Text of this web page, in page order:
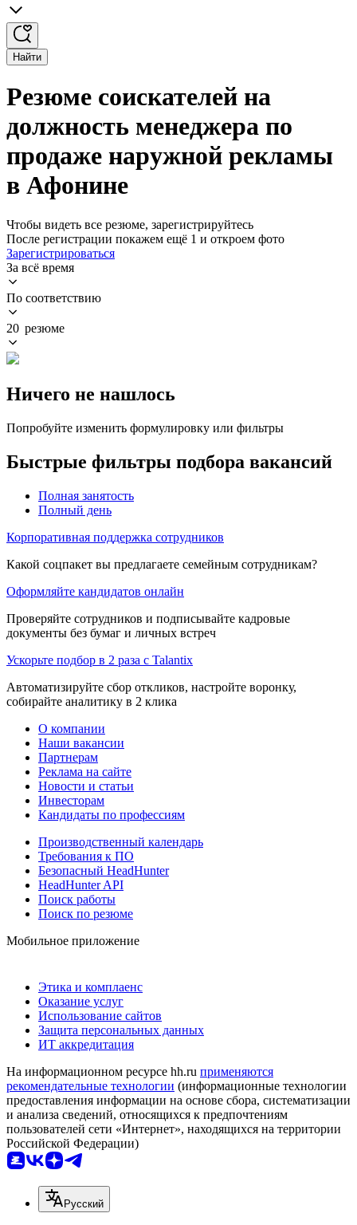
Найти
Резюме соискателей на
должность менеджера по
продаже наружной рекламы
в Афонине
Чтобы видеть все резюме, зарегистрируйтесь
После регистрации покажем ещё 1 и откроем фото
Зарегистрироваться
За всё время
По соответствию
20 резюме
Ничего не нашлось
Попробуйте изменить формулировку или фильтры
Быстрые фильтры подбора вакансий
Полная занятость
Полный день
Корпоративная поддержка сотрудников
Какой соцпакет вы предлагаете семейным сотрудникам?
Оформляйте кандидатов онлайн
Проверяйте сотрудников и подписывайте кадровые
документы без бумаг и личных встреч
Ускорьте подбор в 2 раза с Talantix
Автоматизируйте сбор откликов, настройте воронку,
собирайте аналитику в 2 клика
О компании
Наши вакансии
Партнерам
Реклама на сайте
Новости и статьи
Инвесторам
Кандидаты по профессиям
Производственный календарь
Требования к ПО
Безопасный HeadHunter
HeadHunter API
Поиск работы
Поиск по резюме
Мобильное приложение
Этика и комплаенс
Оказание услуг
Использование сайтов
Защита персональных данных
ИТ аккредитация
На информационном ресурсе hh.ru применяются
рекомендательные технологии (информационные технологии
предоставления информации на основе сбора, систематизации
и анализа сведений, относящихся к предпочтениям
пользователей сети «Интернет», находящихся на территории
Российской Федерации)
Русский